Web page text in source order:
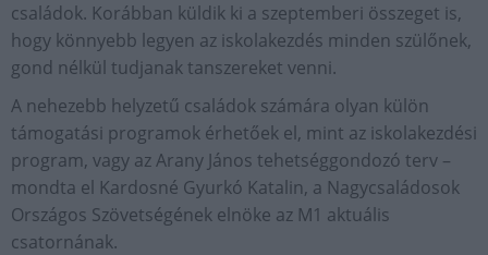
családok. Korábban küldik ki a szeptemberi összeget is,
hogy könnyebb legyen az iskolakezdés minden szülőnek,
gond nélkül tudjanak tanszereket venni.
A nehezebb helyzetű családok számára olyan külön
támogatási programok érhetőek el, mint az iskolakezdési
program, vagy az Arany János tehetséggondozó terv –
mondta el Kardosné Gyurkó Katalin, a Nagycsaládosok
Országos Szövetségének elnöke az M1 aktuális
csatornának.